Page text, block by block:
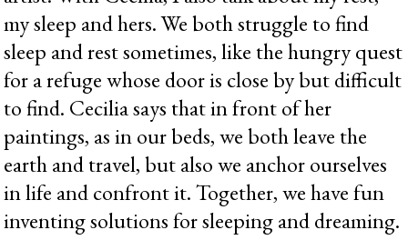
my sleep and hers. We both struggle to find
sleep and rest sometimes, like the hungry quest
for a refuge whose door is close by but difficult
to find. Cecilia says that in front of her
paintings, as in our beds, we both leave the
earth and travel, but also we anchor ourselves
in life and confront it. Together, we have fun
inventing solutions for sleeping and dreaming.